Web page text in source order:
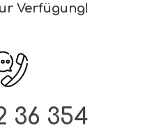
Verfügung!
36 354